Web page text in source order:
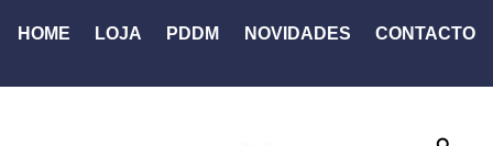
HOME LOJA PDDM NOVIDADES CONTACTO